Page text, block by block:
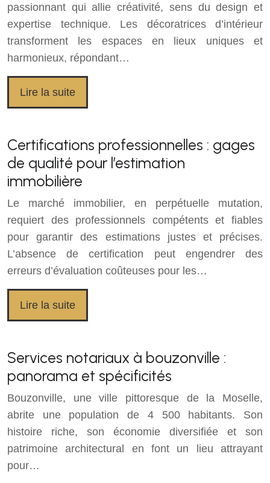
passionnant qui allie créativité, sens du design et
expertise technique. Les décoratrices d’intérieur
transforment les espaces en lieux uniques et
harmonieux, répondant…
Lire la suite
Certifications professionnelles : gages
de qualité pour l’estimation
immobilière
Le marché immobilier, en perpétuelle mutation,
requiert des professionnels compétents et fiables
pour garantir des estimations justes et précises.
L’absence de certification peut engendrer des
erreurs d’évaluation coûteuses pour les…
Lire la suite
Services notariaux à bouzonville :
panorama et spécificités
Bouzonville, une ville pittoresque de la Moselle,
abrite une population de 4 500 habitants. Son
histoire riche, son économie diversifiée et son
patrimoine architectural en font un lieu attrayant
pour…